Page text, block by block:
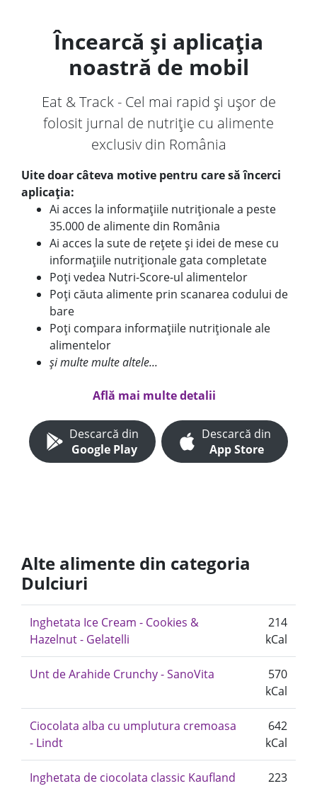
Încearcă și aplicația
noastră de mobil
Eat & Track - Cel mai rapid și ușor de
folosit jurnal de nutriție cu alimente
exclusiv din România
Uite doar câteva motive pentru care să încerci
aplicația:
Ai acces la informațiile nutriționale a peste
35.000 de alimente din România
Ai acces la sute de rețete și idei de mese cu
informațiile nutriționale gata completate
Poți vedea Nutri-Score-ul alimentelor
Poți căuta alimente prin scanarea codului de
bare
Poți compara informațiile nutriționale ale
alimentelor
și multe multe altele...
Află mai multe detalii
Descarcă din
Google Play
Descarcă din
App Store
Alte alimente din categoria
Dulciuri
Inghetata Ice Cream - Cookies &
Hazelnut - Gelatelli
214
kCal
Unt de Arahide Crunchy - SanoVita
570
kCal
Ciocolata alba cu umplutura cremoasa
- Lindt
642
kCal
Inghetata de ciocolata classic Kaufland
223